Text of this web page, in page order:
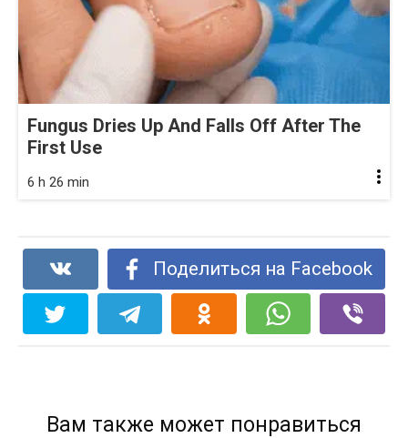
Fungus Dries Up And Falls Off After The
First Use
6 h 26 min
Поделиться на Facebook
Вам также может понравиться